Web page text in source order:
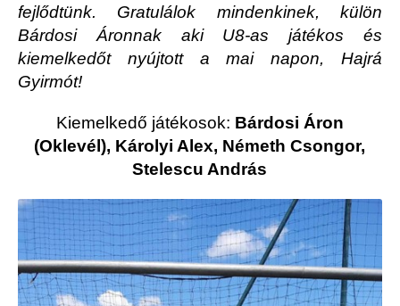
fejlődtünk. Gratulálok mindenkinek, külön
Bárdosi Áronnak aki U8-as játékos és
kiemelkedőt nyújtott a mai napon, Hajrá
Gyirmót!
Kiemelkedő játékosok: Bárdosi Áron
(Oklevél), Károlyi Alex, Németh Csongor,
Stelescu András